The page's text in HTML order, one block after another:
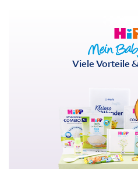
Viele Vorteile